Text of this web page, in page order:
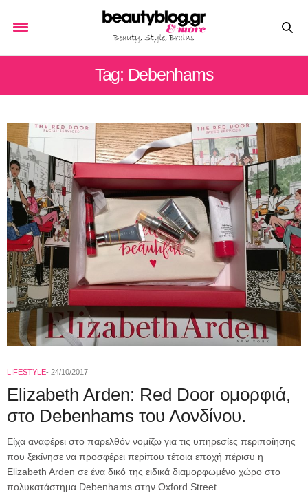
Tag: Debenhams
LIFESTYLE 24/10/2017
Elizabeth Arden: Red Door ομορφιά,
στο Debenhams του Λονδίνου.
Είχα αναφέρει στο παρελθόν νομίζω για τις υπηρεσίες περιποίησης
που ξεκίνησε να προσφέρει περίπου τέτοια εποχή πέρισυ η
Elizabeth Arden σε ένα δικό της ειδικά διαμορφωμένο χώρο στο
πολυκατάστημα Debenhams στην Oxford Street.